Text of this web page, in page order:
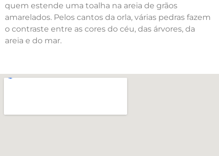
quem estende uma toalha na areia de grãos
amarelados. Pelos cantos da orla, várias pedras fazem
o contraste entre as cores do céu, das árvores, da
areia e do mar.